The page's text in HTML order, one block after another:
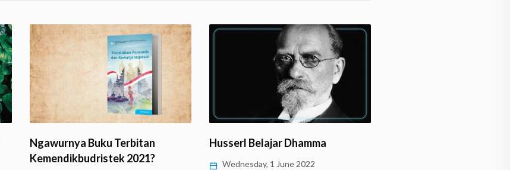
Ngawurnya Buku Terbitan
Kemendikbudristek 2021?
Husserl Belajar Dhamma
Wednesday, 1 June 2022